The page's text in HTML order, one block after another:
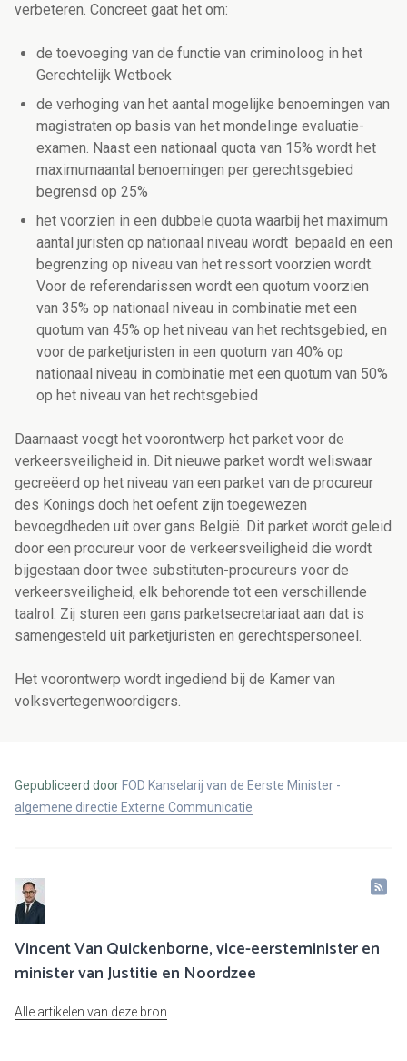
verbeteren. Concreet gaat het om:
de toevoeging van de functie van criminoloog in het
Gerechtelijk Wetboek
de verhoging van het aantal mogelijke benoemingen van
magistraten op basis van het mondelinge evaluatie-
examen. Naast een nationaal quota van 15% wordt het
maximumaantal benoemingen per gerechtsgebied
begrensd op 25%
het voorzien in een dubbele quota waarbij het maximum
aantal juristen op nationaal niveau wordt bepaald en een
begrenzing op niveau van het ressort voorzien wordt.
Voor de referendarissen wordt een quotum voorzien
van 35% op nationaal niveau in combinatie met een
quotum van 45% op het niveau van het rechtsgebied, en
voor de parketjuristen in een quotum van 40% op
nationaal niveau in combinatie met een quotum van 50%
op het niveau van het rechtsgebied
Daarnaast voegt het voorontwerp het parket voor de
verkeersveiligheid in. Dit nieuwe parket wordt weliswaar
gecreëerd op het niveau van een parket van de procureur
des Konings doch het oefent zijn toegewezen
bevoegdheden uit over gans België. Dit parket wordt geleid
door een procureur voor de verkeersveiligheid die wordt
bijgestaan door twee substituten-procureurs voor de
verkeersveiligheid, elk behorende tot een verschillende
taalrol. Zij sturen een gans parketsecretariaat aan dat is
samengesteld uit parketjuristen en gerechtspersoneel.
Het voorontwerp wordt ingediend bij de Kamer van
volksvertegenwoordigers.
Gepubliceerd door FOD Kanselarij van de Eerste Minister -
algemene directie Externe Communicatie
Vincent Van Quickenborne, vice-eersteminister en
minister van Justitie en Noordzee
Alle artikelen van deze bron